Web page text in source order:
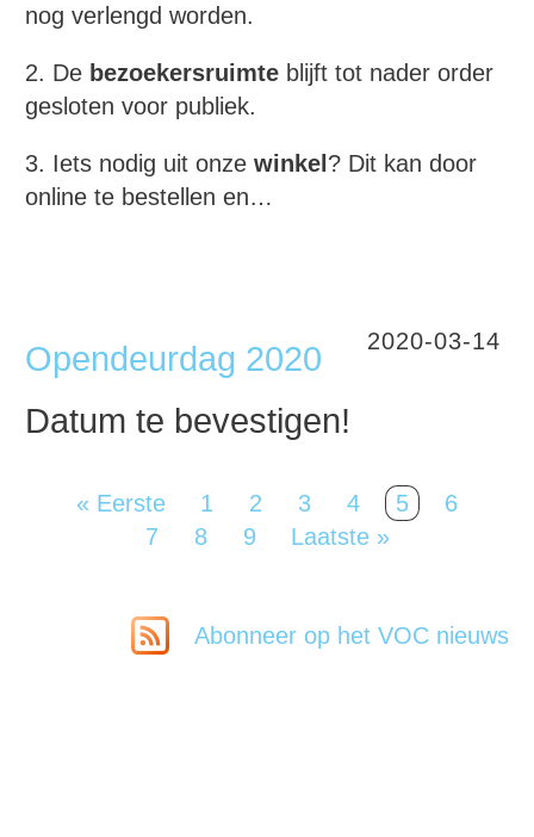
nog verlengd worden.
2. De bezoekersruimte blijft tot nader order
gesloten voor publiek.
3. Iets nodig uit onze winkel ? Dit kan door
online te bestellen en…
2020-03-14
Opendeurdag 2020
Datum te bevestigen!
Paginering
Eerste
« Eerste Page
1 Page
2 Page
3 Page
4 Page
5 Page
6
Page
7 Page
8 Page
9
Laatste
Laatste »
Abonneer op het VOC nieuws